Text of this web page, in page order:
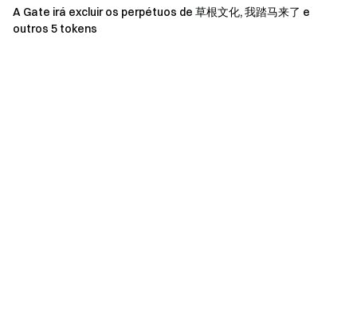
transferi-los para sua Gate Web3 Wallet para
armazenamento de ativos.
A Gate irá excluir os perpétuos de 草根文化, 我踏马来了 e
outros 5 tokens